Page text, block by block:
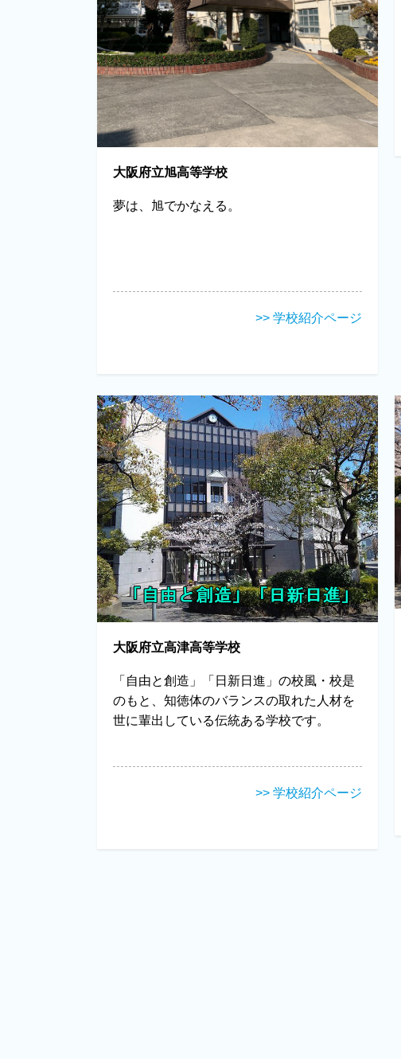
大阪府立旭高等学校
夢は、旭でかなえる。
>> 学校紹介ページ
大阪府立高津高等学校
「自由と創造」「日新日進」の校風・校是
のもと、知徳体のバランスの取れた人材を
世に輩出している伝統ある学校です。
>> 学校紹介ページ